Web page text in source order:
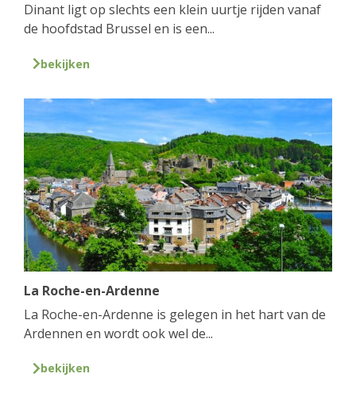
Dinant ligt op slechts een klein uurtje rijden vanaf
de hoofdstad Brussel en is een...
bekijken
La Roche-en-Ardenne
La Roche-en-Ardenne is gelegen in het hart van de
Ardennen en wordt ook wel de...
bekijken